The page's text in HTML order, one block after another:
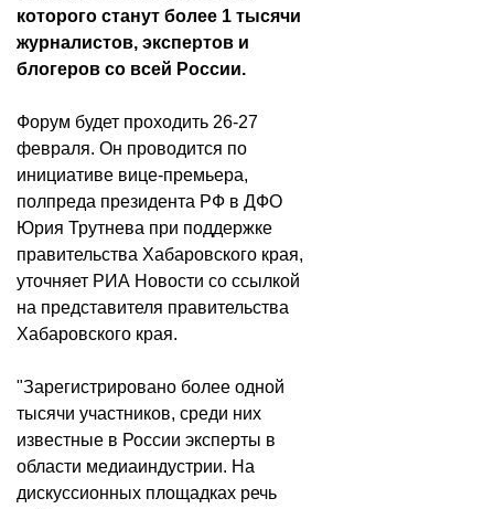
которого станут более 1 тысячи
журналистов, экспертов и
блогеров со всей России.
Форум будет проходить 26-27
февраля. Он проводится по
инициативе вице-премьера,
полпреда президента РФ в ДФО
Юрия Трутнева при поддержке
правительства Хабаровского края,
уточняет РИА Новости со ссылкой
на представителя правительства
Хабаровского края.
"Зарегистрировано более одной
тысячи участников, среди них
известные в России эксперты в
области медиаиндустрии. На
дискуссионных площадках речь